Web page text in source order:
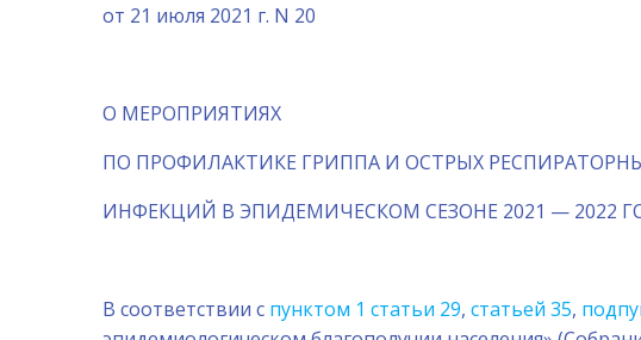
от 21 июля 2021 г. N 20
О МЕРОПРИЯТИЯХ
ПО ПРОФИЛАКТИКЕ ГРИППА И ОСТРЫХ
ИНФЕКЦИЙ В ЭПИДЕМИЧЕСКОМ СЕЗОНЕ 2021 — 2022
В соответствии с пунктом 1 статьи 29, статьей 35,